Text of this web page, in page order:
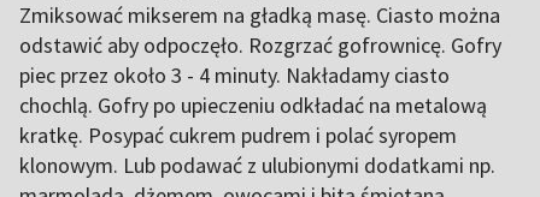
Zmiksować mikserem na gładką masę. Ciasto można
odstawić aby odpoczęło. Rozgrzać gofrownicę. Gofry
piec przez około 3 - 4 minuty. Nakładamy ciasto
chochlą. Gofry po upieczeniu odkładać na metalową
kratkę. Posypać cukrem pudrem i polać syropem
klonowym. Lub podawać z ulubionymi dodatkami np.